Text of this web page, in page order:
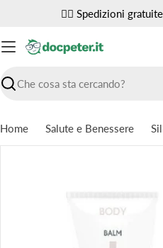
contenuto
✌🏼 Spedizioni
Ricerca
Home Salute e Benessere